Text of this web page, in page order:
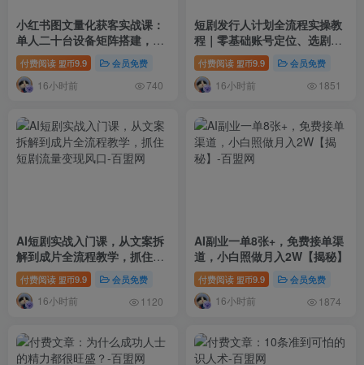
小红书图文量化获客实战课：
单人二十台设备矩阵搭建，标
准化流程高效批量引流获客
付费阅读 盟币9.9 会员免费
16小时前 740
短剧发行人计划全流程实操教
程｜零基础账号定位、选剧剪
辑、视频制作、发布优化一站
式出单变现课
付费阅读 盟币9.9 会员免费
16小时前 1851
AI短剧实战入门课，从文案拆
解到成片全流程教学，抓住短
剧流量变现风口
付费阅读 盟币9.9 会员免费
16小时前 1120
AI副业一单8张+，免费接单渠
道，小白照做月入2W【揭秘】
付费阅读 盟币9.9 会员免费
16小时前 1874